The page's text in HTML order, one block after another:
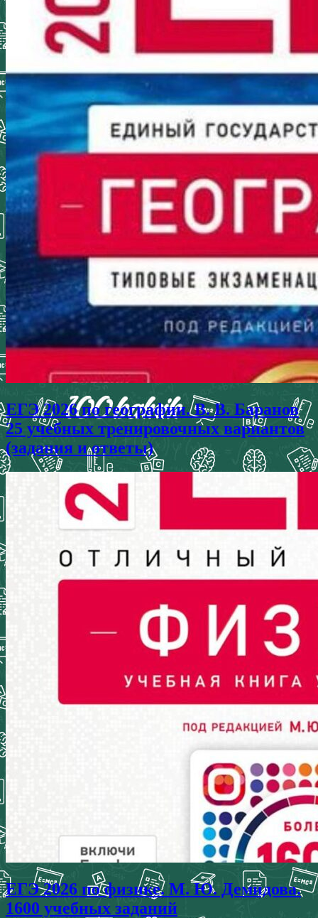
ЕГЭ 2026 по географии. В. В. Баранов
25 учебных тренировочных вариантов
(задания и ответы)
ЕГЭ 2026 по физике. М. Ю. Демидова.
1600 учебных заданий